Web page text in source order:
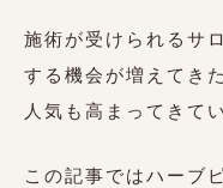
施術が受けられるサ
する機会が増えてき
人気も高まってきて
この記事ではハーブ
利用規約 商取引法 個人